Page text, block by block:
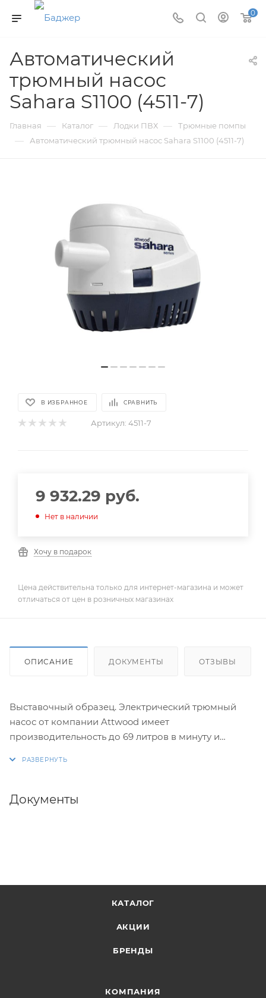
0
Автоматический
трюмный насос
Sahara S1100 (4511-7)
Главная — Каталог — Лодки ПВХ — Трюмные помпы
— Автоматический трюмный насос Sahara S1100 (4511-7)
В ИЗБРАННОЕ СРАВНИТЬ
Артикул: 4511-7
9 932.29 руб.
Нет в наличии
Хочу в подарок
Цена действительна только для интернет-магазина и может
отличаться от цен в розничных магазинах
ОПИСАНИЕ ДОКУМЕНТЫ ОТЗЫВЫ
Выставочный образец. Электрический трюмный
насос от компании Attwood имеет
производительность до 69 литров в минуту и
Комплектуется электрическим кабелем длиной 90
Документы
КАТАЛОГ
АКЦИИ
БРЕНДЫ
КОМПАНИЯ